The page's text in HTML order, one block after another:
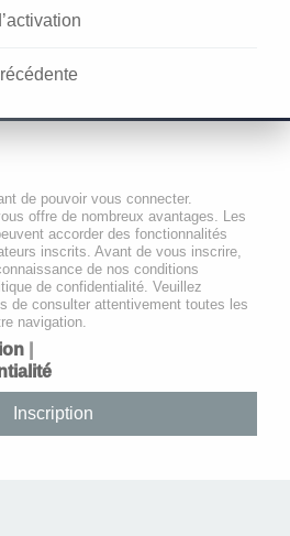
de pouvoir vous connecter.
offre de nombreux avantages. Les
accorder des fonctionnalités
inscrits. Avant de vous inscrire,
de nos conditions
de confidentialité. Veuillez
de consulter attentivement toutes les
navigation.
Inscription